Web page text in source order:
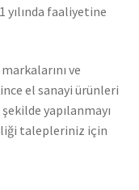
yılında faaliyetine
ve
el sanayi ürünleri
yapılanmayı
talepleriniz için